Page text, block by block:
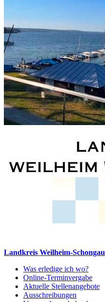
Landkreis Weilheim-Schongau
Was erledige ich wo?
Online-Terminvergabe
Aktuelle Stellenangebote
Ausschreibungen